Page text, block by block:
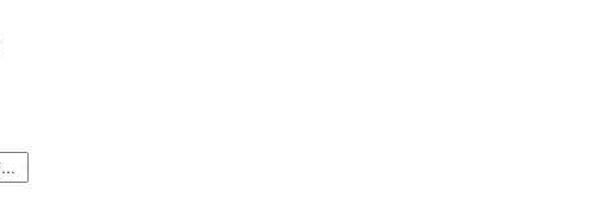
МЧС России (Министерство РФ по делам гражданской обороны, чрезвычайным ситуациям и ликвидации последствий стихийных бедствий)